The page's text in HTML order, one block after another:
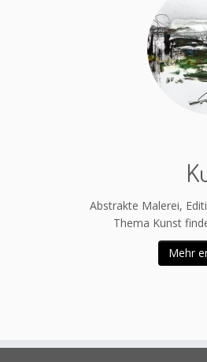
Abstrakte Malerei,
Thema Kunst
Mehr